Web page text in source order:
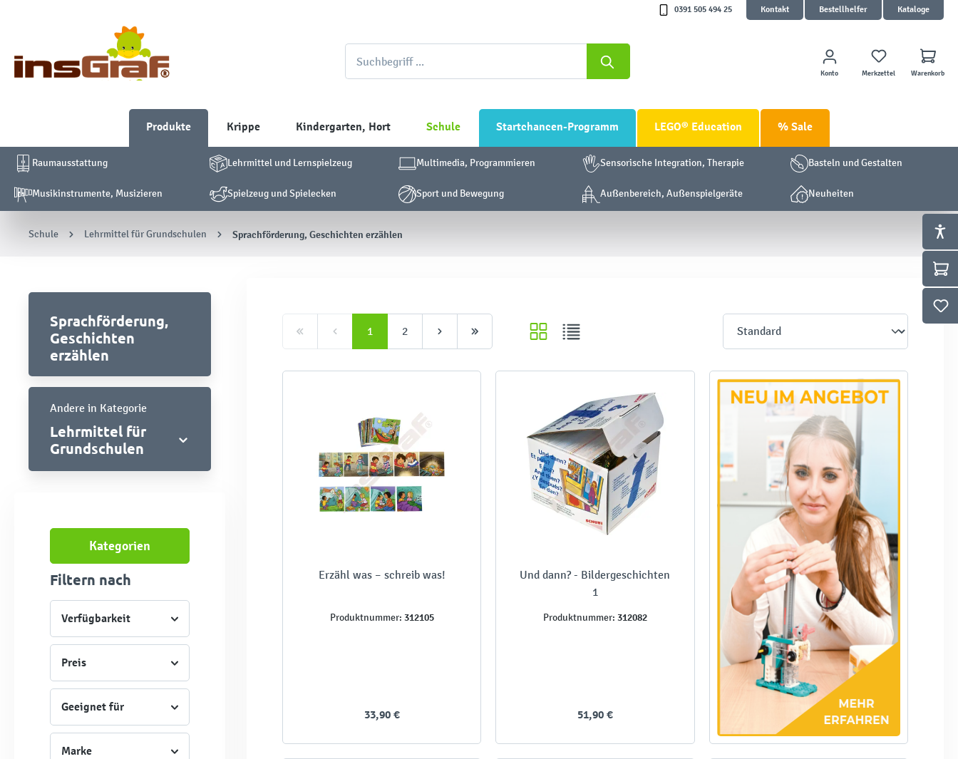
0391 505 494 25 Kontakt Bestellhelfer Kataloge
Konto Merkzettel Warenkorb
Produkte Krippe Kindergarten, Hort Schule Startchancen-Programm LEGO® Education % Sale
Raumausstattung Lehrmittel und Lernspielzeug Multimedia, Programmieren Sensorische Integration, Therapie Basteln und Gestalten
Musikinstrumente, Musizieren Spielzeug und Spielecken Sport und Bewegung Außenbereich, Außenspielgeräte Neuheiten
Schule Lehrmittel für Grundschulen Sprachförderung, Geschichten erzählen
Sprachförderung,
Geschichten
erzählen
Andere in Kategorie
Lehrmittel für
Grundschulen
Kategorien
Filtern nach
Verfügbarkeit
Preis
Geeignet für
Marke
1 2
Erzähl was – schreib was!
Produktnummer: 312105
33,90 €
Und dann? - Bildergeschichten
1
Produktnummer: 312082
51,90 €